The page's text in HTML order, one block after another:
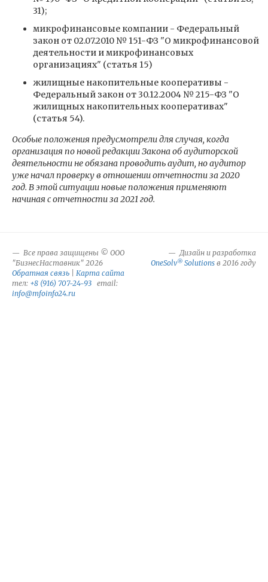
31);
микрофинансовые компании - Федеральный
закон от 02.07.2010 № 151-ФЗ "О микрофинансовой
деятельности и микрофинансовых
организациях" (статья 15)
жилищные накопительные кооперативы -
Федеральный закон от 30.12.2004 № 215-ФЗ "О
жилищных накопительных кооперативах"
(статья 54).
Особые положения предусмотрели для случая, когда
организация по новой редакции Закона об аудиторской
деятельности не обязана проводить аудит, но аудитор
уже начал проверку в отношении отчетности за 2020
год. В этой ситуации новые положения применяют
начиная с отчетности за 2021 год.
Все права защищены © ООО
"БизнесНаставник" 2026
Обратная связь
Карта сайта
тел: +8 (916) 707-24-93 email:
info@mfoinfo24.ru
Дизайн и разработка
OneSolv® Solutions в 2016 году